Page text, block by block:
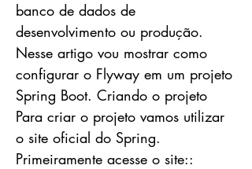
banco de dados de
desenvolvimento ou produção.
Nesse artigo vou mostrar como
configurar o Flyway em um projeto
Spring Boot. Criando o projeto
Para criar o projeto vamos utilizar
o site oficial do Spring.
Primeiramente acesse o site::